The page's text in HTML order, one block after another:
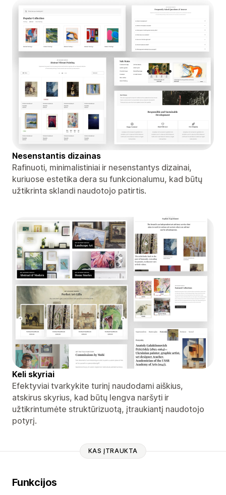
Nesenstantis dizainas
Rafinuoti, minimalistiniai ir nesenstantys dizainai,
kuriuose estetika dera su funkcionalumu, kad būtų
užtikrinta sklandi naudotojo patirtis.
Keli skyriai
Efektyviai tvarkykite turinį naudodami aiškius,
atskirus skyrius, kad būtų lengva naršyti ir
užtikrintumėte struktūrizuotą, įtraukiantį naudotojo
potyrį.
KAS ĮTRAUKTA
Funkcijos